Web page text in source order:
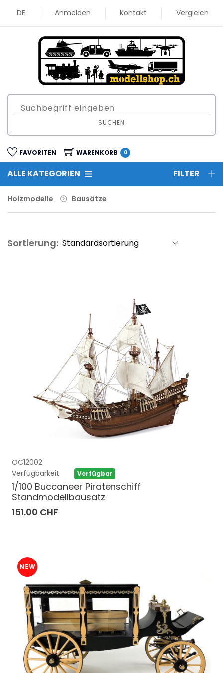
DE Anmelden Kontakt Vergleich
SUCHEN
FAVORITEN WARENKORB 0
ALLE KATEGORIEN FILTER
Holzmodelle Bausätze
Sortierung:
OC12002
Verfügbarkeit
Verfügbar
1/100 Buccaneer Piratenschiff
Standmodellbausatz
151.00 CHF
NEW